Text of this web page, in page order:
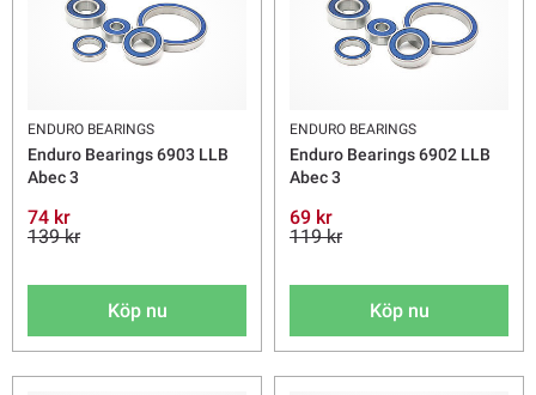
ENDURO BEARINGS
Enduro Bearings 6903 LLB
Abec 3
74 kr
139 kr
Köp nu
ENDURO BEARINGS
Enduro Bearings 6902 LLB
Abec 3
69 kr
119 kr
Köp nu